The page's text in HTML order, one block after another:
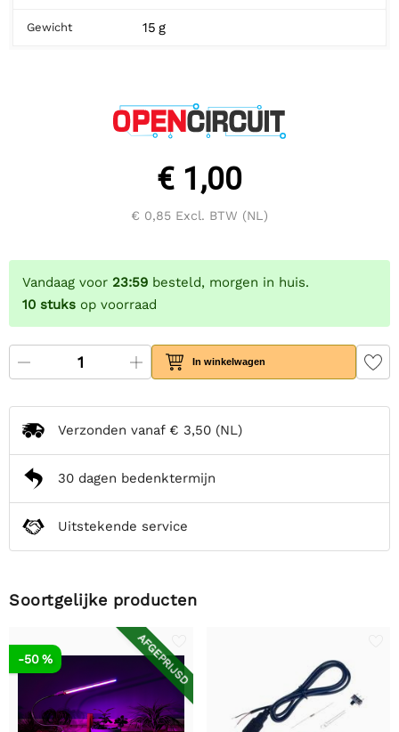
Gewicht 15 g
€ 1,00
€ 0,85 Excl. BTW (NL)
Vandaag voor 23:59 besteld, morgen in huis.
10 stuks op voorraad
In winkelwagen
Verzonden vanaf € 3,50 (NL)
30 dagen bedenktermijn
Uitstekende service
Soortgelijke producten
AFGEPRIJSD
-50 %